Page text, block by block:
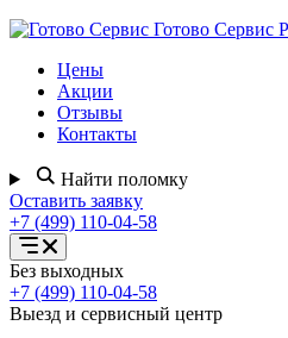
Готово Сервис
Цены
Акции
Отзывы
Контакты
Найти поломку
Оставить заявку
+7 (499) 110-04-58
Открыть
меню
услуг
Без выходных
+7 (499) 110-04-58
Выезд и сервисный центр